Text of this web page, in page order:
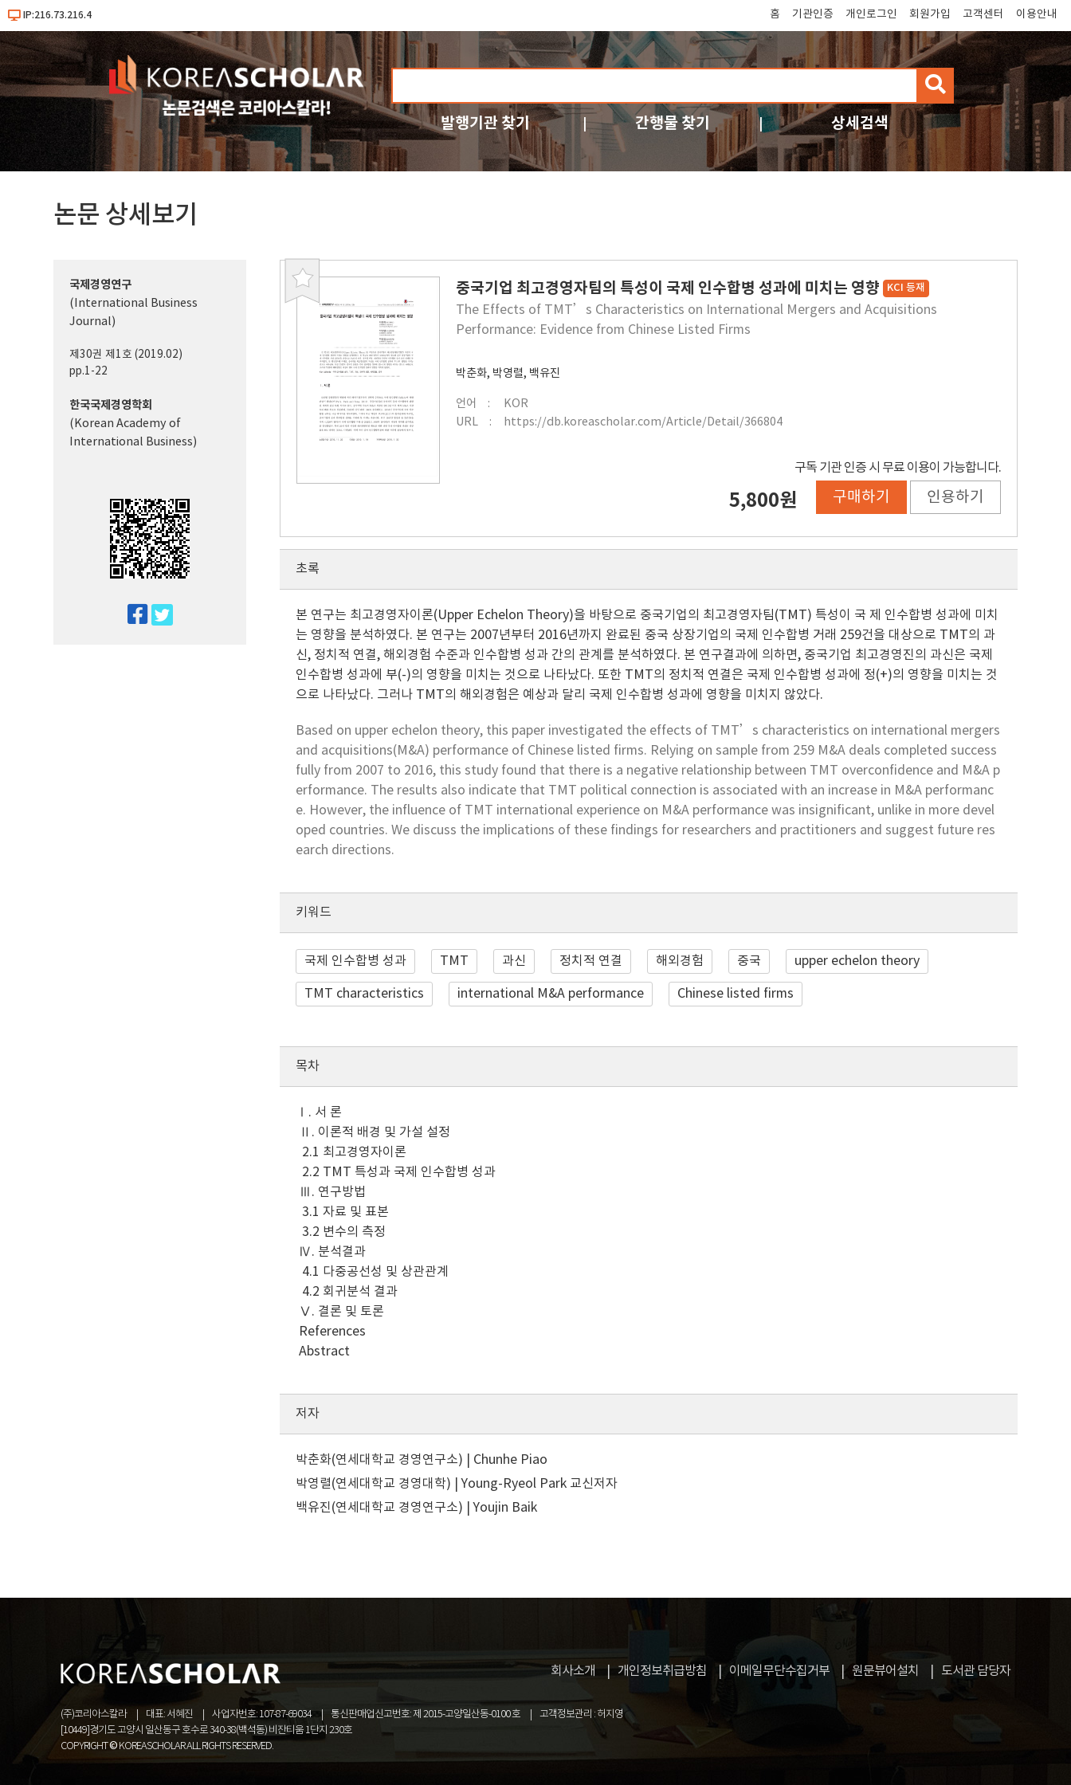
IP:216.73.216.4 홈 기관인증 개인로그인 회원가입 고객센터 이용안내
검
색
발행기관 찾기 간행물 찾기 상세검색
논문 상세보기
북
중국기업 최고경영자팀의 특성이 국제 인수합병 성과에 미치는 영향 KCI 등재
The Effects of TMT’s Characteristics on International Mergers and Acquisitions
Performance: Evidence from Chinese Listed Firms
박춘화, 박영렬, 백유진
언어
KOR
URL
https://db.koreascholar.com/Article/Detail/366804
구독 기관 인증 시 무료 이용이 가능합니다.
5,800원 구매하기 인용하기
국제경영연구
(International Business
Journal)
제30권 제1호 (2019.02)
pp.1-22
한국국제경영학회
(Korean Academy of
International Business)
초록
본 연구는 최고경영자이론(Upper Echelon Theory)을 바탕으로 중국기업의 최고경영자팀(TMT) 특성이 국 제 인수합병 성과에 미치
는 영향을 분석하였다. 본 연구는 2007년부터 2016년까지 완료된 중국 상장기업의 국제 인수합병 거래 259건을 대상으로 TMT의 과
신, 정치적 연결, 해외경험 수준과 인수합병 성과 간의 관계를 분석하였다. 본 연구결과에 의하면, 중국기업 최고경영진의 과신은 국제
인수합병 성과에 부(-)의 영향을 미치는 것으로 나타났다. 또한 TMT의 정치적 연결은 국제 인수합병 성과에 정(+)의 영향을 미치는 것
으로 나타났다. 그러나 TMT의 해외경험은 예상과 달리 국제 인수합병 성과에 영향을 미치지 않았다.
Based on upper echelon theory, this paper investigated the effects of TMT’s characteristics on international mergers
and acquisitions(M&A) performance of Chinese listed firms. Relying on sample from 259 M&A deals completed success
fully from 2007 to 2016, this study found that there is a negative relationship between TMT overconfidence and M&A p
erformance. The results also indicate that TMT political connection is associated with an increase in M&A performanc
e. However, the influence of TMT international experience on M&A performance was insignificant, unlike in more devel
oped countries. We discuss the implications of these findings for researchers and practitioners and suggest future res
earch directions.
키워드
국제 인수합병 성과 TMT 과신 정치적 연결 해외경험 중국 upper echelon theory
TMT characteristics international M&A performance Chinese listed firms
목차
Ⅰ. 서 론
Ⅱ. 이론적 배경 및 가설 설정
2.1 최고경영자이론
2.2 TMT 특성과 국제 인수합병 성과
Ⅲ. 연구방법
3.1 자료 및 표본
3.2 변수의 측정
Ⅳ. 분석결과
4.1 다중공선성 및 상관관계
4.2 회귀분석 결과
Ⅴ. 결론 및 토론
References
Abstract
저자
박춘화(연세대학교 경영연구소) | Chunhe Piao
박영렬(연세대학교 경영대학) | Young-Ryeol Park 교신저자
백유진(연세대학교 경영연구소) | Youjin Baik
회사소개 개인정보취급방침 이메일무단수집거부 원문뷰어설치 도서관 담당자
(주)코리아스칼라 대표: 서혜진 사업자번호: 107-87-69034 통신판매업신고번호: 제 2015-고양일산동-0100 호
고객정보관리 : 허지영
[10449]경기도 고양시 일산동구 호수로 340-38(백석동) 비잔티움 1단지 230호
COPYRIGHT © KOREASCHOLAR ALL RIGHTS RESERVED.